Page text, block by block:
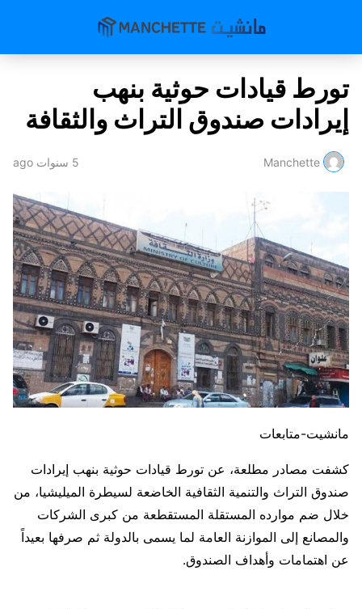
تورط قيادات حوثية بنهب
إيرادات صندوق التراث والثقافة
Manchette 5 سنوات ago
مانشيت-متابعات
كشفت مصادر مطلعة، عن تورط قيادات حوثية بنهب إيرادات
صندوق التراث والتنمية الثقافية الخاضعة لسيطرة الميليشيا، من
خلال ضم موارده المستقلة المستقطعة من كبرى الشركات
والمصانع إلى الموازنة العامة لما يسمى بالدولة ثم صرفها بعيداً
عن اهتمامات وأهداف الصندوق.